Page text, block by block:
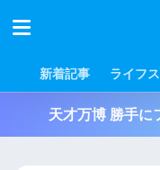
新着記事 ライフ
天才万博 勝手に